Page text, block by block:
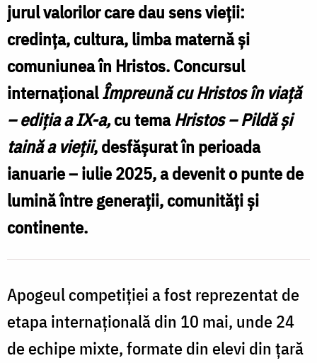
jurul valorilor care dau sens vieții:
credința, cultura, limba maternă și
comuniunea în Hristos. Concursul
internaționalÎmpreună cu Hristos în viață
– ediția a IX-a,cu temaHristos – Pildă și
taină a vieții, desfășurat în perioada
ianuarie – iulie 2025, a devenit o punte de
lumină între generații, comunități și
continente.
Apogeul competiției a fost reprezentat de
etapa internațională din 10 mai, unde 24
de echipe mixte, formate din elevi din țară